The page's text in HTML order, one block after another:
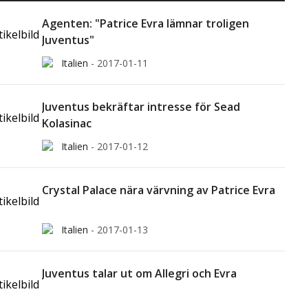
Agenten: "Patrice Evra lämnar troligen
Juventus"
Italien - 2017-01-11
Juventus bekräftar intresse för Sead
Kolasinac
Italien - 2017-01-12
Crystal Palace nära värvning av Patrice Evra
Italien - 2017-01-13
Juventus talar ut om Allegri och Evra